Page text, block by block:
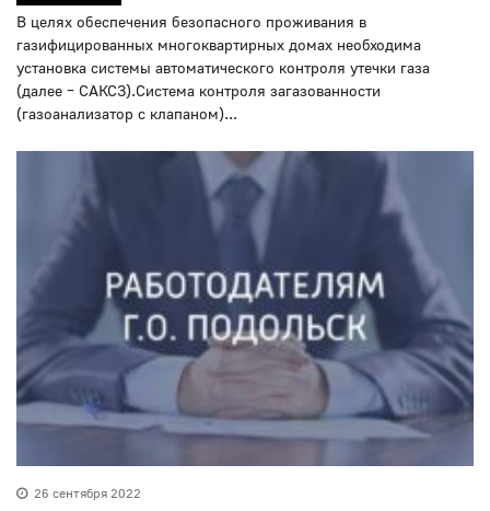
В целях обеспечения безопасного проживания в
газифицированных многоквартирных домах необходима
установка системы автоматического контроля утечки газа
(далее – САКСЗ).Система контроля загазованности
(газоанализатор с клапаном)...
26 сентября 2022